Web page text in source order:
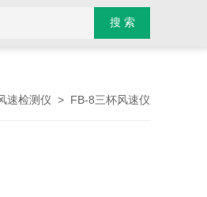
速检测仪 > FB-8三杯风速仪